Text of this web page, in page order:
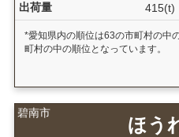
出荷量
415(t)
*愛知県内の順位は63の市町村の中
町村の中の順位となっています。
碧南市
ほう